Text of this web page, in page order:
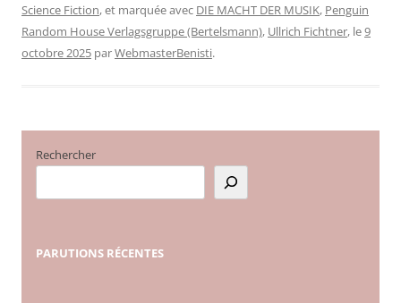
Science Fiction, et marquée avec DIE MACHT DER MUSIK, Penguin
Random House Verlagsgruppe (Bertelsmann), Ullrich Fichtner, le9
octobre 2025 parWebmasterBenisti.
Rechercher
PARUTIONS RÉCENTES